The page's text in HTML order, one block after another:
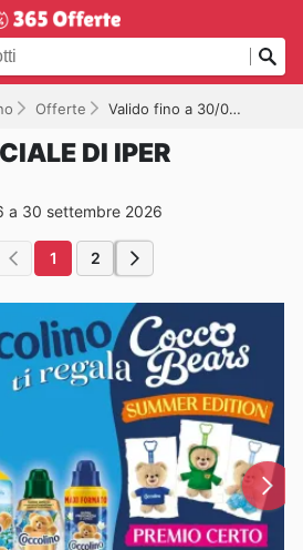
Offerte Valido fino a 30/09/2026
DI IPER
a 30 settembre 2026
1 2